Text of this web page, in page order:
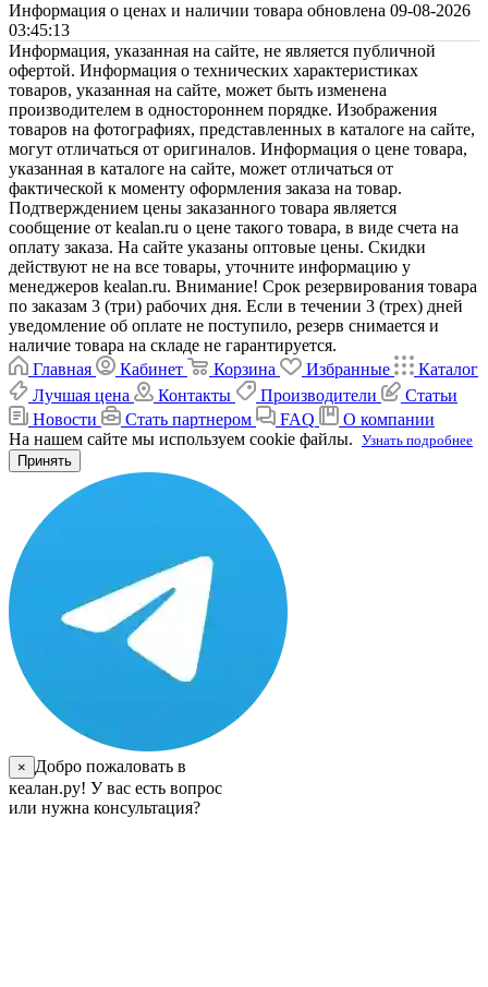
Информация о ценах и наличии товара обновлена 09-08-2026
03:45:13
Информация, указанная на сайте, не является публичной
офертой. Информация о технических характеристиках
товаров, указанная на сайте, может быть изменена
производителем в одностороннем порядке. Изображения
товаров на фотографиях, представленных в каталоге на сайте,
могут отличаться от оригиналов. Информация о цене товара,
указанная в каталоге на сайте, может отличаться от
фактической к моменту оформления заказа на товар.
Подтверждением цены заказанного товара является
сообщение от kealan.ru о цене такого товара, в виде счета на
оплату заказа. На сайте указаны оптовые цены. Скидки
действуют не на все товары, уточните информацию у
менеджеров kealan.ru. Внимание! Срок резервирования товара
по заказам 3 (три) рабочих дня. Если в течении 3 (трех) дней
уведомление об оплате не поступило, резерв снимается и
наличие товара на складе не гарантируется.
Главная
Кабинет Корзина Избранные
Каталог
Лучшая цена
Контакты Производители
Статьи
Новости
Стать партнером FAQ
О компании
На нашем сайте мы используем cookie файлы. Узнать подробнее
Принять
×
Добро пожаловать в
кеалан.ру! У вас есть вопрос
или нужна консультация?